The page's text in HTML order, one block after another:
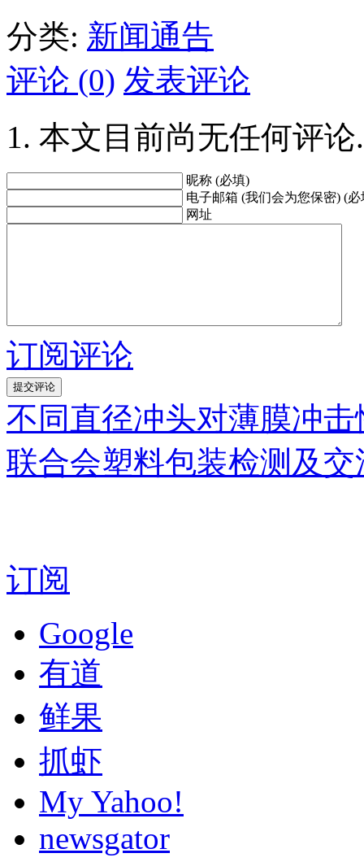
分类: 新闻通告
评论 (0) 发表评论
本文目前尚无任何评论.
昵称 (必填)
电子邮箱 (我们会为您保密) (必
网址
订阅评论
不同直径冲头对薄膜冲
联合会塑料包装检测及
订阅
Google
有道
鲜果
抓虾
My Yahoo!
newsgator